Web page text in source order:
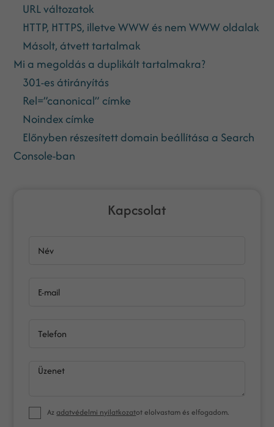
URL változatok
HTTP, HTTPS, illetve WWW és nem WWW oldalak
Másolt, átvett tartalmak
Mi a megoldás a duplikált tartalmakra?
301-es átirányítás
Rel=”canonical” címke
Noindex címke
Előnyben részesített domain beállítása a Search
Console-ban
Kapcsolat
Név
E-mail
Telefon
Üzenet
Azadatvédelmi nyilatkozatot elolvastam és elfogadom.